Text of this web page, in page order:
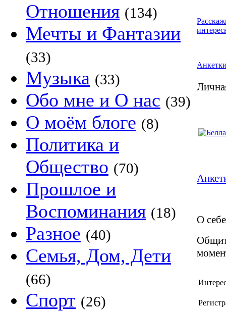
Отношения (134)
Мечты и Фантазии
(33)
Музыка (33)
Обо мне и О нас (39)
О моём блоге (8)
Политика и
Общество (70)
Прошлое и
Воспоминания (18)
Разное (40)
Семья, Дом, Дети
(66)
Спорт (26)
О себе